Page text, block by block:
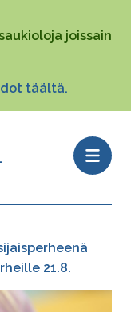
joissain
täältä.
Open
menu
21.8.